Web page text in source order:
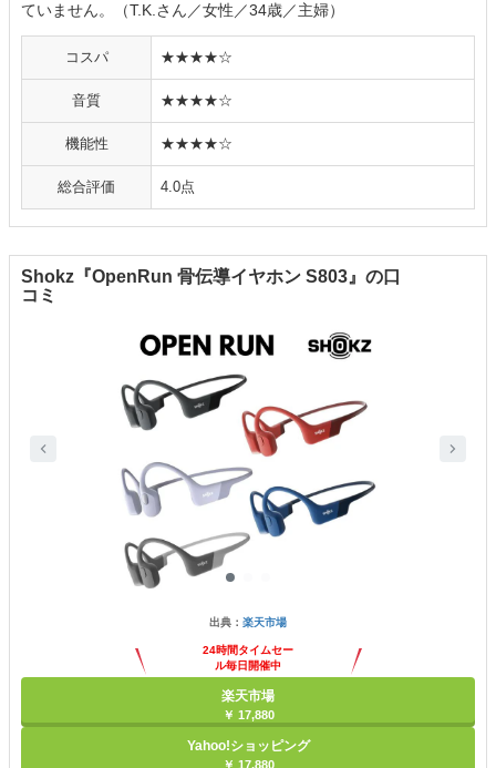
ていません。（T.K.さん／女性／34歳／主婦）
コスパ ★★★★☆
音質 ★★★★☆
機能性 ★★★★☆
総合評価 4.0点
Shokz『OpenRun 骨伝導イヤホン S803』の口
コミ
出典： 楽天市場
24時間タイムセー
ル毎日開催中
楽天市場
￥ 17,880
Yahoo!ショッピング
￥ 17,880